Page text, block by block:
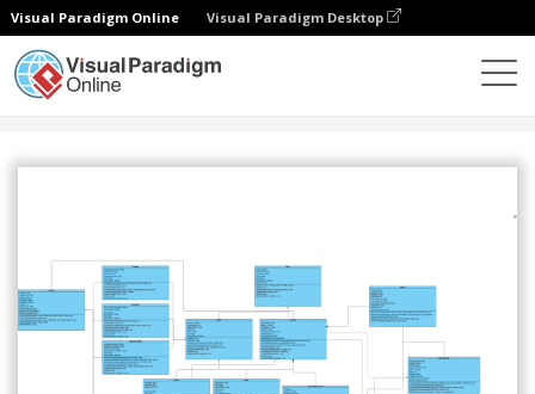
Visual Paradigm Online Visual Paradigm Desktop